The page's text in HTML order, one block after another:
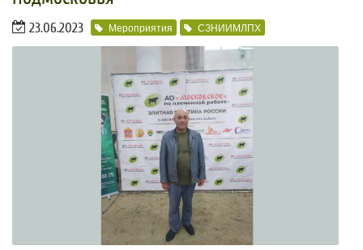
23.06.2023 Мероприятия СЗНИИМЛПХ